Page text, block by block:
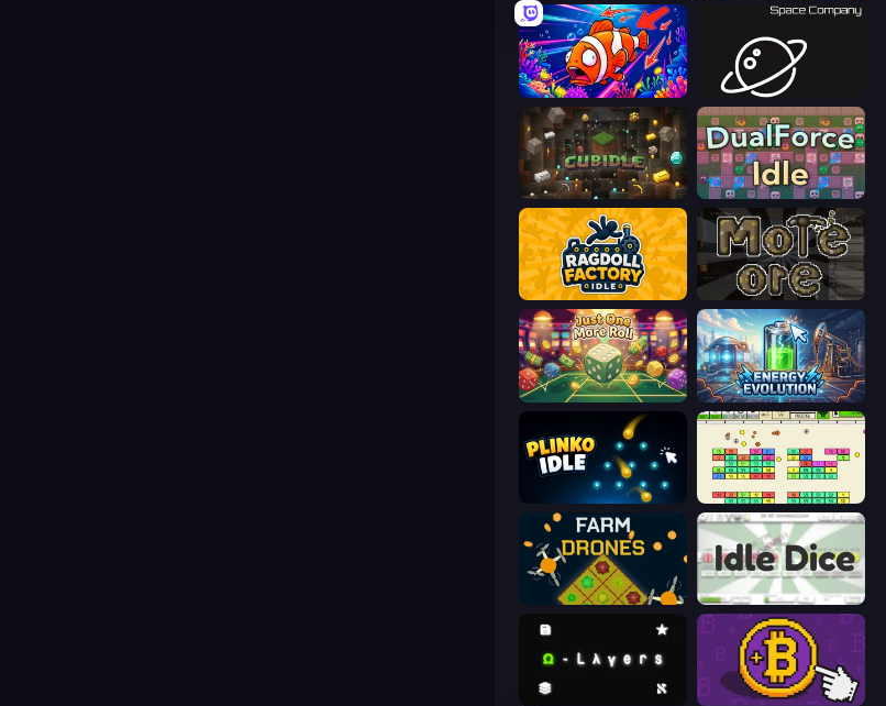
Fish Catch Idle Space Company
Cubidle DualForce Idle
Ragdoll Factory Idle More Ore
Just One More Roll Energy Evolution
Plinko Idle Idle Breakout
Farm Drones Idle Dice
Omega Layers Money Maker